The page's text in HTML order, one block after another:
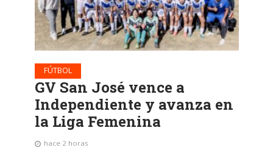
FÚTBOL
GV San José vence a
Independiente y avanza en
la Liga Femenina
hace 2 horas